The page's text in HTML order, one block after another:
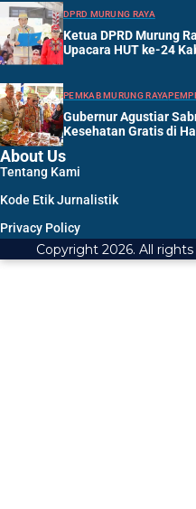
DPRD MURUNG RAYA
Ketua DPRD Murung
Upacara HUT ke-24
PEMKAB MURUNG RAYA
Gubernur Agustiar
Kesehatan Gratis di
About Us
Tentang Kami
Kode Etik Jurnalistik
Privacy Policy
Copyright 2026. All